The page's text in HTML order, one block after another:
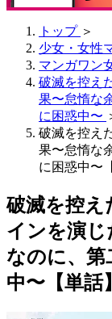
トップ ＞
少女・女性
マンガワン
破滅を控え
果〜怠惰な
に困惑中〜
破滅を控え
果〜怠惰な
に困惑中〜
破滅を控え
インを演じ
なのに、第
中〜【単話